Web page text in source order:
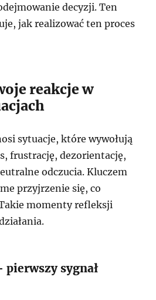
decyzji. Ten
jak realizować ten proces
reakcje w
sytuacje, które wywołują
frustrację, dezorientację,
odczucia. Kluczem
przyjrzenie się, co
momenty refleksji
pierwszy sygnał